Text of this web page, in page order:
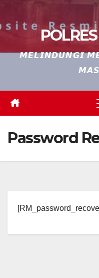
𝙈𝙀𝙇𝙄𝙉𝘿𝙐𝙉𝙂𝙄
Password